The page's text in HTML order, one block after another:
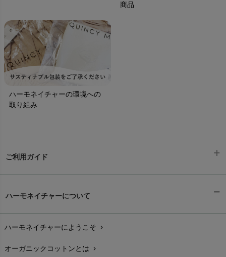
商品
ハーモネイチャーの環境への
取り組み
ご利用ガイド
配送と送料chevron_right
在庫状況と発送予定chevron_right
ハーモネイチャーについて
ハーモネイチャーにようこそ chevron_right
オーガニックコットンとは chevron_right